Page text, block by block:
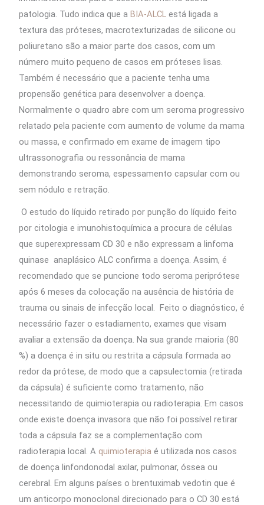
patologia. Tudo indica que aBIA-ALCL está ligada a
textura das próteses, macrotexturizadas de silicone ou
poliuretano são a maior parte dos casos, com um
número muito pequeno de casos em próteses lisas.
Também é necessário que a paciente tenha uma
propensão genética para desenvolver a doença.
Normalmente o quadro abre com um seroma progressivo
relatado pela paciente com aumento de volume da mama
ou massa, e confirmado em exame de imagem tipo
ultrassonografia ou ressonância de mama
demonstrando seroma, espessamento capsular com ou
sem nódulo e retração.
O estudo do líquido retirado por punção do líquido feito
por citologia e imunohistoquímica a procura de células
que superexpressam CD 30 e não expressam a linfoma
quinase anaplásico ALC confirma a doença. Assim, é
recomendado que se puncione todo seroma periprótese
após 6 meses da colocação na ausência de história de
trauma ou sinais de infecção local. Feito o diagnóstico, é
necessário fazer o estadiamento, exames que visam
avaliar a extensão da doença. Na sua grande maioria (80
%) a doença é in situ ou restrita a cápsula formada ao
redor da prótese, de modo que a capsulectomia (retirada
da cápsula) é suficiente como tratamento, não
necessitando de quimioterapia ou radioterapia. Em casos
onde existe doença invasora que não foi possível retirar
toda a cápsula faz se a complementação com
radioterapia local. A quimioterapia é utilizada nos casos
de doença linfondonodal axilar, pulmonar, óssea ou
cerebral. Em alguns países o brentuximab vedotin que é
um anticorpo monoclonal direcionado para o CD 30 está